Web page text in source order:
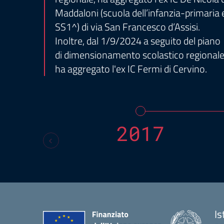
Maddaloni (scuola dell’infanzia-primaria
SS1^) di via San Francesco d’Assisi.
Inoltre, dal 1/9/2024 a seguito del piano
di dimensionamento scolastico
ha aggregato l'ex IC Fermi di Cervino.
2017